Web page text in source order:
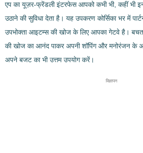
एप का यूज़र-फ्रेंडली इंटरफेस आपको कभी भी, कहीं भी
उठाने की सुविधा देता है। यह उपकरण कोर्सिका भर में
उपभोक्ता आइटम्स की खोज के लिए आपका गेटवे है।
की खोज का आनंद पाकर अपनी शॉपिंग और मनोरंजन के
अपने बजट का भी उत्तम उपयोग करें।
विज्ञापन